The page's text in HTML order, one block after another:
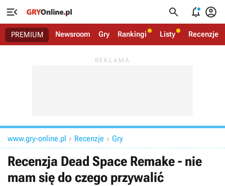
   
PREMIUM Newsroom Gry Rankingi Listy Recenzje
www.gry-online.pl  Recenzje  Gry
Recenzja Dead Space Remake - nie
mam się do czego przywalić